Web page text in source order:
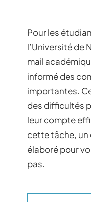
Pour les
l’Université de
mail
informé des
importantes.
des difficultés
leur compte
cette tâche, un
élaboré pour
pas.